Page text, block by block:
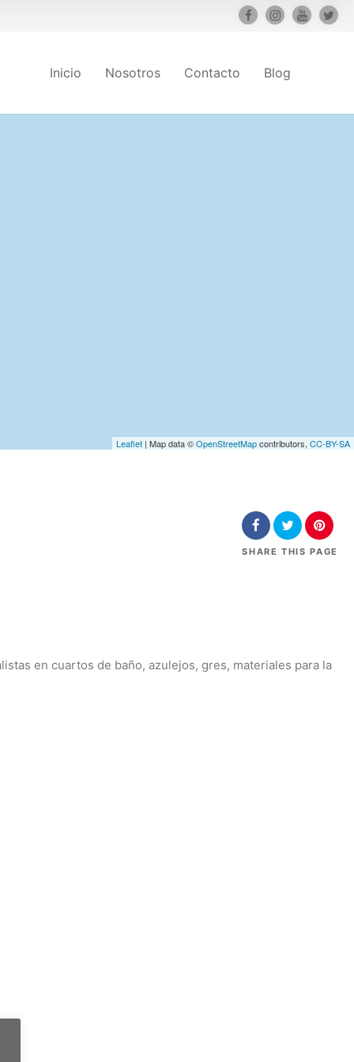
Inicio Nosotros Contacto Blog
Leaflet | Map data ©OpenStreetMapcontributors, CC-BY-SA
SHARE THIS PAGE
en cuartos de baño, azulejos, gres, materiales para la